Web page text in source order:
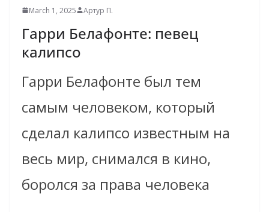
March 1, 2025 Артур П.
Гарри Белафонте: певец
калипсо
Гарри Белафонте был тем
самым человеком, который
сделал калипсо известным на
весь мир, снимался в кино,
боролся за права человека